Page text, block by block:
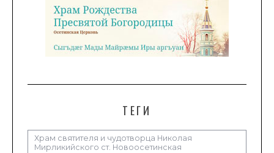
ТЕГИ
Храм святителя и чудотворца Николая
Мирликийского ст. Новоосетинская